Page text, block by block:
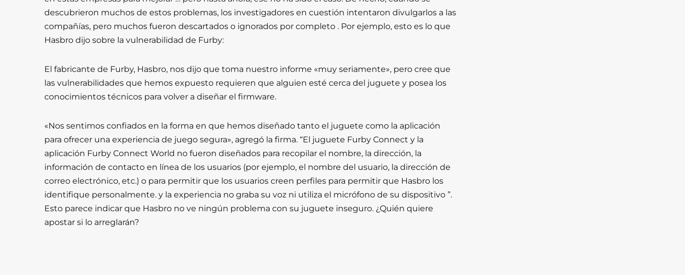
descubrieron muchos de estos problemas, los investigadores en cuestión intentaron divulgarlos a las
compañías, pero muchos fueron descartados o ignorados por completo . Por ejemplo, esto es lo que
Hasbro dijo sobre la vulnerabilidad de Furby:
El fabricante de Furby, Hasbro, nos dijo que toma nuestro informe «muy seriamente», pero cree que
las vulnerabilidades que hemos expuesto requieren que alguien esté cerca del juguete y posea los
conocimientos técnicos para volver a diseñar el firmware.
«Nos sentimos confiados en la forma en que hemos diseñado tanto el juguete como la aplicación
para ofrecer una experiencia de juego segura», agregó la firma. “El juguete Furby Connect y la
aplicación Furby Connect World no fueron diseñados para recopilar el nombre, la dirección, la
información de contacto en línea de los usuarios (por ejemplo, el nombre del usuario, la dirección de
correo electrónico, etc.) o para permitir que los usuarios creen perfiles para permitir que Hasbro los
identifique personalmente. y la experiencia no graba su voz ni utiliza el micrófono de su dispositivo ”.
Esto parece indicar que Hasbro no ve ningún problema con su juguete inseguro. ¿Quién quiere
apostar si lo arreglarán?